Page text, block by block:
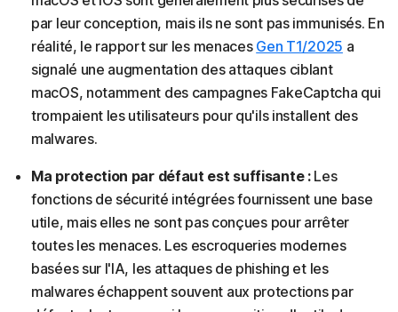
par leur conception, mais ils ne sont pas immunisés. En
réalité, le rapport sur les menaces Gen T1/2025 a
signalé une augmentation des attaques ciblant
macOS, notamment des campagnes FakeCaptcha qui
trompaient les utilisateurs pour qu'ils installent des
malwares.
Ma protection par défaut est suffisante : Les
fonctions de sécurité intégrées fournissent une base
utile, mais elles ne sont pas conçues pour arrêter
toutes les menaces. Les escroqueries modernes
basées sur l'IA, les attaques de phishing et les
malwares échappent souvent aux protections par